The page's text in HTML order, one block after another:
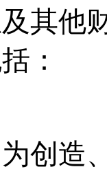
其他
：
创造